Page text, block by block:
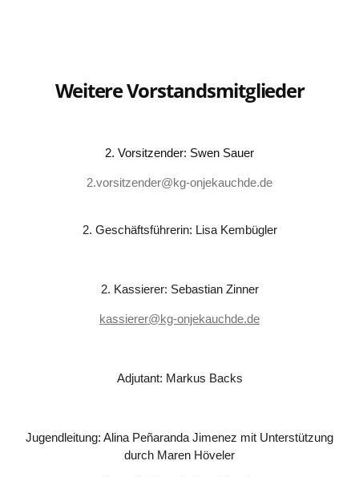
Weitere Vorstandsmitglieder
2. Vorsitzender: Swen Sauer
2.vorsitzender@kg-onjekauchde.de
2. Geschäftsführerin: Lisa Kembügler
2. Kassierer: Sebastian Zinner
kassierer@kg-onjekauchde.de
Adjutant: Markus Backs
Jugendleitung: Alina Peñaranda Jimenez mit Unterstützung
durch Maren Höveler